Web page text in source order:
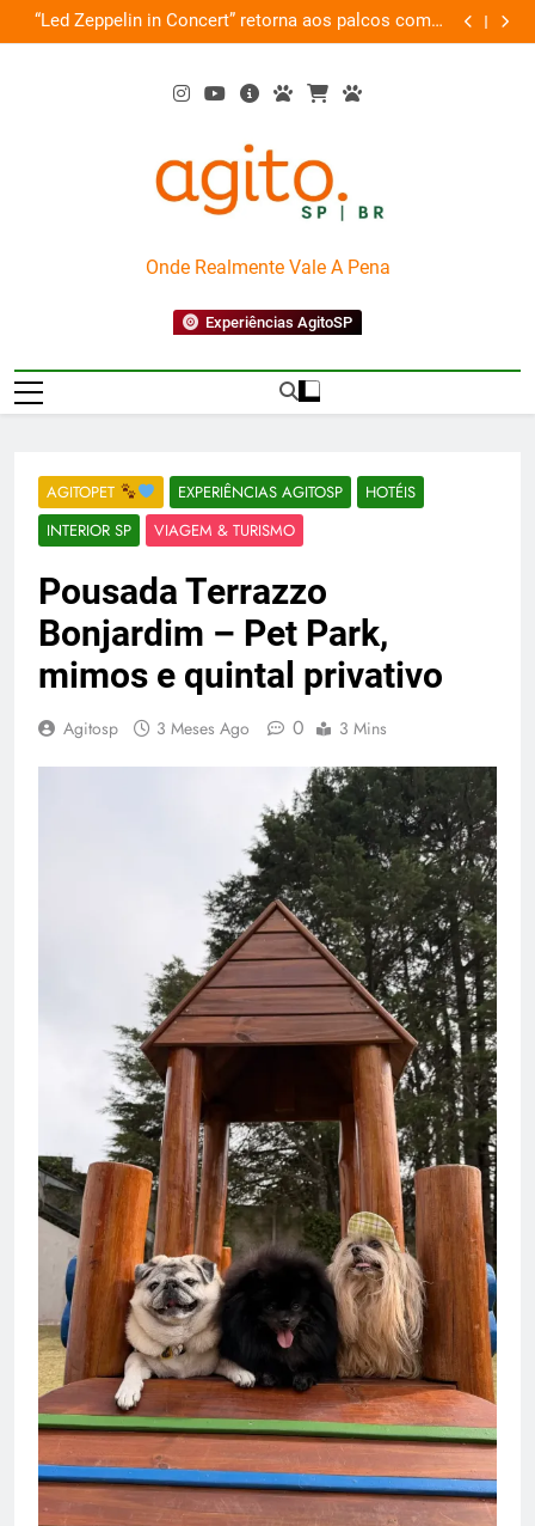
Skip
to
“Led Zeppelin in Concert” retorna aos palcos com a
Nova Orquestra
Cobasi
AgitoSP
Onde Realmente Vale A Pena
Experiências AgitoSP
AGITOPET EXPERIÊNCIAS AGITOSP
HOTÉIS
INTERIOR SP
VIAGEM & TURISMO
Pousada Terrazzo
Bonjardim – Pet Park,
mimos e quintal privativo
Agitosp 3 Meses Ago 0 3 Mins